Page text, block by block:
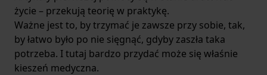
życie – przekują teorię w praktykę.
Ważne jest to, by trzymać je zawsze przy sobie, tak,
by łatwo było po nie sięgnąć, gdyby zaszła taka
potrzeba. I tutaj bardzo przydać może się właśnie
kieszeń medyczna.